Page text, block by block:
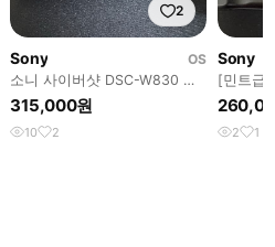
2
Sony
OS
소니 사이버샷 DSC-W830 블
랙디카
315,000원
10 2
Sony
[민트급]
HX5 블
2 1